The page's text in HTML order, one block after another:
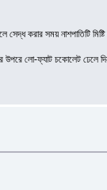
করার সময় নাশপাতিটি
লো-ফ্যাট চকোলেট ঢেলে